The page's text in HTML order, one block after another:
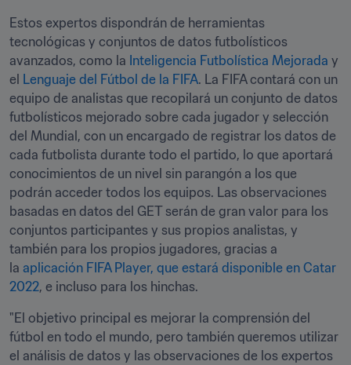
Estos expertos dispondrán de herramientas
tecnológicas y conjuntos de datos futbolísticos
avanzados, como la Inteligencia Futbolística Mejorada y
el Lenguaje del Fútbol de la FIFA. La FIFA contará con un
equipo de analistas que recopilará un conjunto de datos
futbolísticos mejorado sobre cada jugador y selección
del Mundial, con un encargado de registrar los datos de
cada futbolista durante todo el partido, lo que aportará
conocimientos de un nivel sin parangón a los que
podrán acceder todos los equipos. Las observaciones
basadas en datos del GET serán de gran valor para los
conjuntos participantes y sus propios analistas, y
también para los propios jugadores, gracias a
la aplicación FIFA Player, que estará disponible en Catar
2022, e incluso para los hinchas.
"El objetivo principal es mejorar la comprensión del
fútbol en todo el mundo, pero también queremos utilizar
el análisis de datos y las observaciones de los expertos